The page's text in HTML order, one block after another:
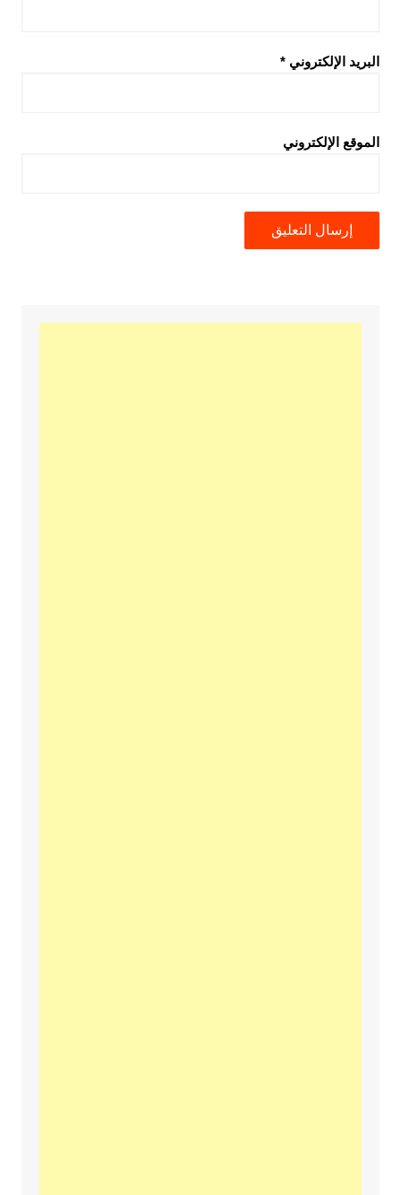
البريد الإلكتروني *
الموقع الإلكتروني